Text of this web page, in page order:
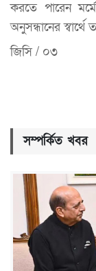
করতে পারেন
অনুসন্ধানের
জিসি / ০৩
সম্পর্কিত খবর